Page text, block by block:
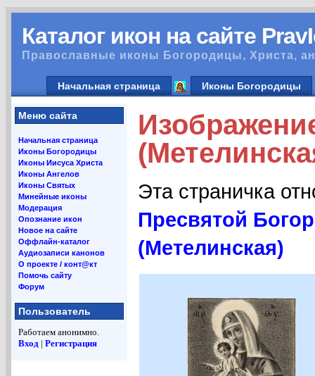
Каталог икон на сайте
Православные иконы Богородицы, Христа,
Начальная страница Иконы Богородицы
Меню сайта
Начальная страница
Иконы Богородицы
Иконы Иисуса Христа
Иконы Ангелов
Иконы Святых
Минейные иконы
Модерация
Опознание икон
Новое на сайте
Оффлайн-каталог
Аудиозаписи канонов
О проекте / конт@кт
Помочь сайту
Форум
Пользователь
Работаем анонимно.
Вход | Регистрация
Эта страничка
Пресвятой
(Метелинская)